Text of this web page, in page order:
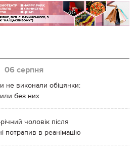
06 серпня
не виконали обіцянки:
без них
чоловік після
потрапив в реанімацію